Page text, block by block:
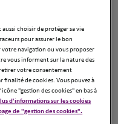
et 13:00 - 18:00
plus
aussi choisir de protéger sa vie
pour assurer le bon
navigation ou vous proposer
vous informent sur la nature des
votre consentement
finalité de cookies. Vous pouvez à
"gestion des cookies" en bas à
d'informations sur les cookies
de "gestion des cookies".